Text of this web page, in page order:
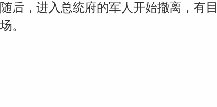
随后，进入总统府的军人开始撤离，有
场。